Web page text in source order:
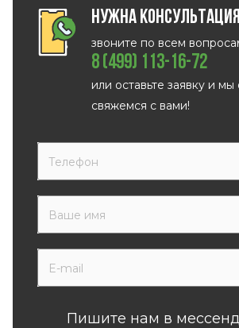
Нужна консультация
звоните по всем
8 (499) 113-16-72
или оставьте заявку и
свяжемся с вами!
Пишите нам в